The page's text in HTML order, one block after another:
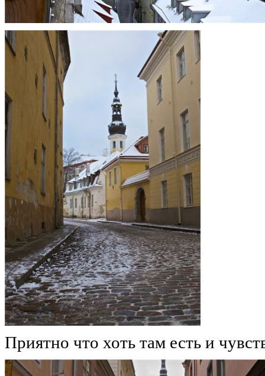
Приятно что хоть там есть и